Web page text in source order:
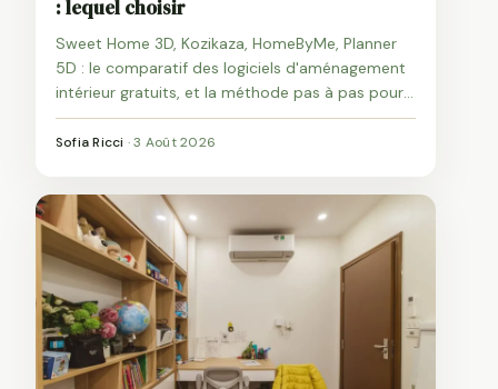
: lequel choisir
Sweet Home 3D, Kozikaza, HomeByMe, Planner
5D : le comparatif des logiciels d'aménagement
intérieur gratuits, et la méthode pas à pas pour
aménager une pièce.
Sofia Ricci ·3 Août 2026